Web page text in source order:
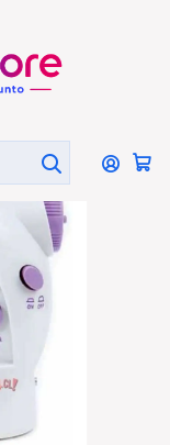
Eléctrica - Ps